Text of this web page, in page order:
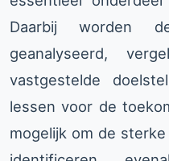
Daarbij worden
geanalyseerd,
vastgestelde
lessen voor de
mogelijk om de